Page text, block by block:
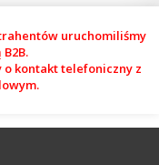
uruchomiliśmy
kontakt telefoniczny z